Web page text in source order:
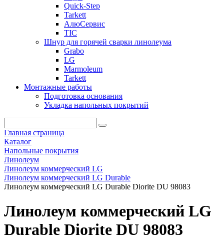
Quick-Step
Tarkett
АлюСервис
ТІС
Шнур для горячей сварки линолеума
Grabo
LG
Marmoleum
Tarkett
Монтажные работы
Подготовка основания
Укладка напольных покрытий
Главная страница
Каталог
Напольные покрытия
Линолеум
Линолеум коммерческий LG
Линолеум коммерческий LG Durable
Линолеум коммерческий LG Durable Diorite DU 98083
Линолеум коммерческий LG
Durable Diorite DU 98083